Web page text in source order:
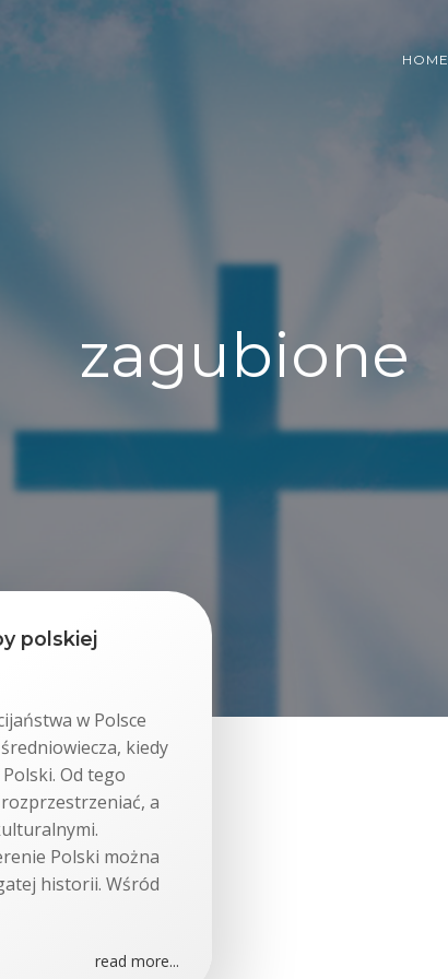
HOME
zagubione
polskiej
w Polsce
kiedy
Od tego
a
Polski można
historii. Wśród
read more...